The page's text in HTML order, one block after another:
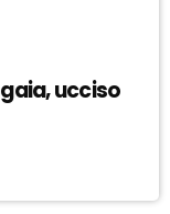
ucciso